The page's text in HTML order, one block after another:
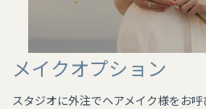
メイクオプション
スタジオに外注でヘアメイク様をお